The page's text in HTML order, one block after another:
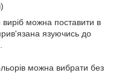
можна поставити в
язуючись до
можна вибрати без